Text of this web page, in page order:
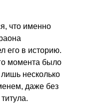
что именно
его в историю.
момента было
несколько
даже без